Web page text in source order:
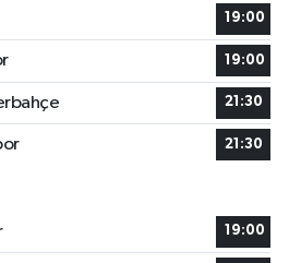
19:00
19:00
21:30
21:30
19:00